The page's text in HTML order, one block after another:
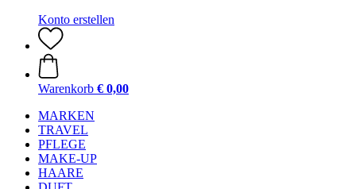
Konto erstellen
Warenkorb € 0,00
MARKEN
TRAVEL
PFLEGE
MAKE-UP
HAARE